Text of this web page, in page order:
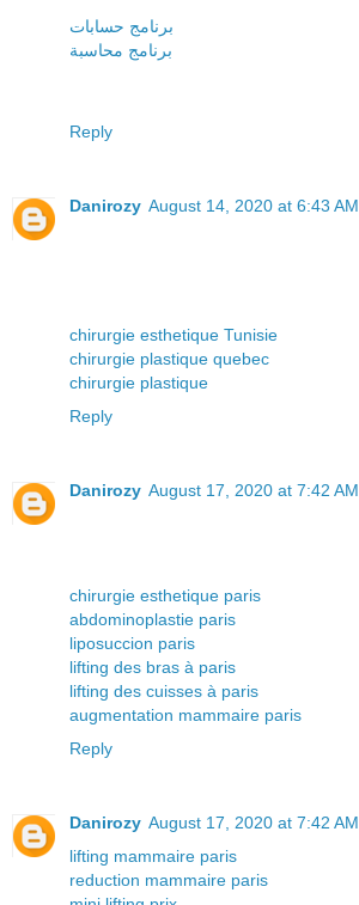
برنامج حسابات
برنامج محاسبة
Reply
Danirozy August 14, 2020 at 6:43 AM
chirurgie esthetique Tunisie
chirurgie plastique quebec
chirurgie plastique
Reply
Danirozy August 17, 2020 at 7:42 AM
chirurgie esthetique paris
abdominoplastie paris
liposuccion paris
lifting des bras à paris
lifting des cuisses à paris
augmentation mammaire paris
Reply
Danirozy August 17, 2020 at 7:42 AM
lifting mammaire paris
reduction mammaire paris